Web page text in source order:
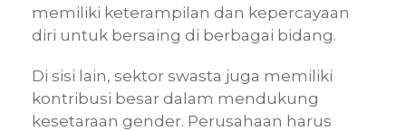
memiliki keterampilan dan kepercayaan
diri untuk bersaing di berbagai bidang.
Di sisi lain, sektor swasta juga memiliki
kontribusi besar dalam mendukung
kesetaraan gender. Perusahaan harus